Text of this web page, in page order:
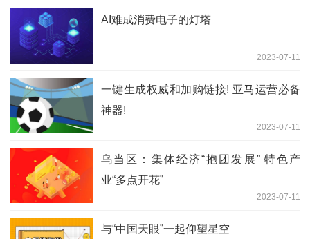
AI难成消费电子的灯塔
2023-07-11
一键生成权威和加购链接! 亚马运营必备
神器!
2023-07-11
乌当区：集体经济“抱团发展” 特色产
业“多点开花”
2023-07-11
与“中国天眼”一起仰望星空